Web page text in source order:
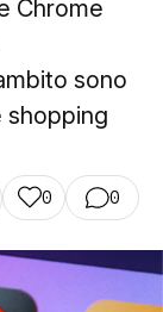
Chrome
sono
shopping
0 0